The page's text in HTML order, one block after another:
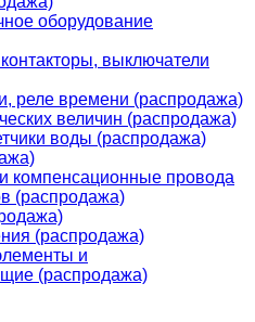
оборудование
выключатели
реле времени (распродажа)
величин (распродажа)
воды (распродажа)
компенсационные провода
(распродажа)
(распродажа)
и
(распродажа)